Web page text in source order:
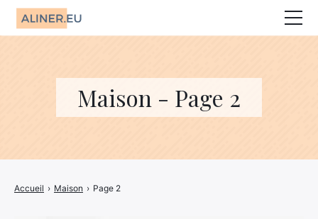
Maison - Page 2
Accueil › Maison › Page 2
Décoration